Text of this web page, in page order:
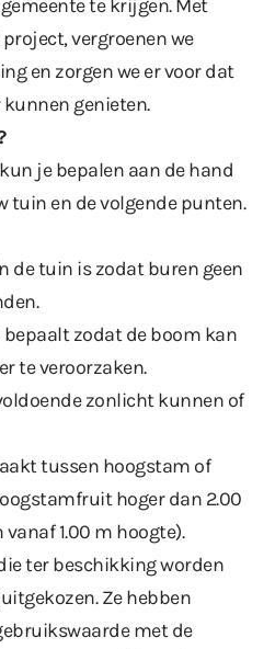
te krijgen. Met
vergroenen we
en zorgen we er voor dat
kunnen genieten.
je bepalen aan de hand
tuin en de volgende punten.
de tuin is zodat buren geen
zodat de boom kan
te veroorzaken.
zonlicht kunnen of
tussen hoogstam of
hoger dan 2.00
1.00 m hoogte).
ter beschikking worden
Ze hebben
met de